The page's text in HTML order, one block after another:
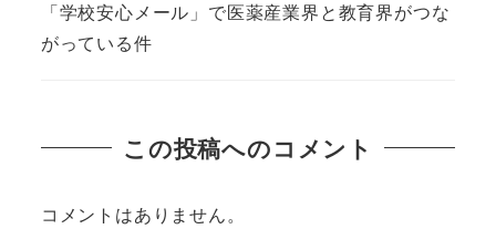
「学校安心メール」で医薬産業界と教育界がつな
がっている件
この投稿へのコメント
コメントはありません。